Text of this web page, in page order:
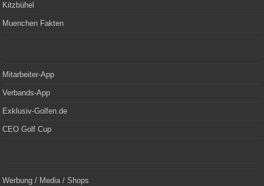
Kitzbühel
Muenchen Fakten
Mitarbeiter-App
Verbands-App
Exklusiv-Golfen.de
CEO Golf Cup
Werbung / Media / Shops